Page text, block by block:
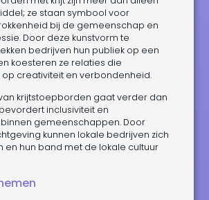
ze staan symbool voor
bij de gemeenschap en
Door deze kunstvorm te
bedrijven hun publiek op een
koesteren ze relaties die
creativiteit en verbondenheid.
krijtstoepborden gaat verder dan
inclusiviteit en
gemeenschappen. Door
kunnen lokale bedrijven zich
en hun band met de lokale cultuur